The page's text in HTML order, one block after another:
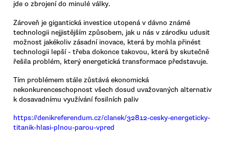
jde o zbrojení do minulé války.
Zároveň je gigantická investice utopená v dávno známé
technologii nejjistějším způsobem, jak u nás v zárodku udusit
možnost jakékoliv zásadní inovace, která by mohla přinést
technologii lepší - třeba dokonce takovou, která by skutečně
řešila problém, který energetická transformace představuje.
Tím problémem stále zůstává ekonomická
nekonkurenceschopnost všech dosud uvažovaných alternativ
k dosavadnímu využívání fosilních paliv
https://denikreferendum.cz/clanek/32812-cesky-energeticky-
titanik-hlasi-plnou-parou-vpred